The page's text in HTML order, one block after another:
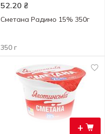
52.20 ₴
Сметана Радимо 15% 350г
350 г
+